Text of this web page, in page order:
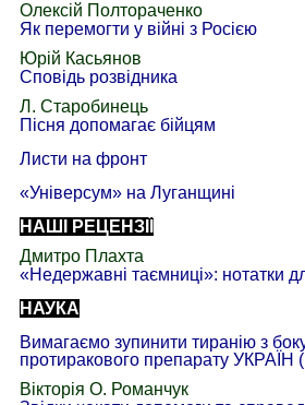
Олексій Полтораченко
Як перемогти у війні з Росією
Юрій Касьянов
Сповідь розвідника
Л. Старобинець
Пісня допомагає бійцям
Листи на фронт
«Універсум» на Луганщині
НАШІ РЕЦЕНЗІЇ
Дмитро Плахта
«Недержавні таємниці»: нотатки
НАУКА
Вимагаємо зупинити тиранію з
протиракового препарату УКРАЇН (
Вікторія О. Романчук